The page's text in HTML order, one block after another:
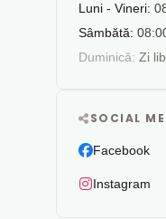
Luni - Vineri:
Sâmbătă:
Duminică: Zi
SOCIAL
Facebook
Instagram